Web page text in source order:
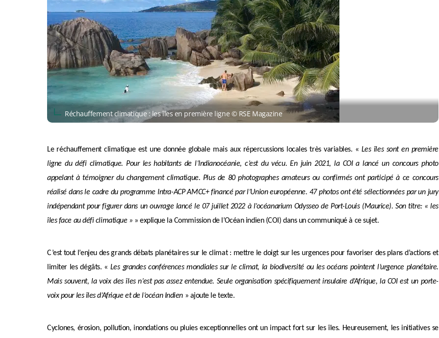
Réchauffement climatique : les îles en première ligne © RSE Magazine
Le réchauffement climatique est une donnée globale mais aux répercussions locales très variables. « Les îles sont en première
ligne du défi climatique. Pour les habitants de l’Indianocéanie, c’est du vécu. En juin 2021, la COI a lancé un concours photo
appelant à témoigner du changement climatique. Plus de 80 photographes amateurs ou confirmés ont participé à ce concours
réalisé dans le cadre du programme Intra-ACP AMCC+ financé par l’Union européenne. 47 photos ont été sélectionnées par un jury
indépendant pour figurer dans un ouvrage lancé le 07 juillet 2022 à l’océanarium Odysseo de Port-Louis (Maurice). Son titre: « les
îles face au défi climatique » » explique la Commission de l’Océan indien (COI) dans un communiqué à ce sujet.
C’est tout l’enjeu des grands débats planétaires sur le climat : mettre le doigt sur les urgences pour favoriser des plans d’actions et
limiter les dégâts. « Les grandes conférences mondiales sur le climat, la biodiversité ou les océans pointent l’urgence planétaire.
Mais souvent, la voix des îles n’est pas assez entendue. Seule organisation spécifiquement insulaire d’Afrique, la COI est un porte-
voix pour les îles d’Afrique et de l’océan Indien» ajoute le texte.
Cyclones, érosion, pollution, inondations ou pluies exceptionnelles ont un impact fort sur les îles. Heureusement, les initiatives se